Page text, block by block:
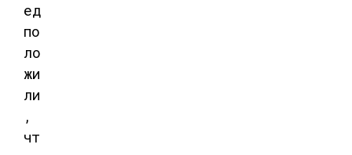
ед
по
ло
жи
ли
,
чт